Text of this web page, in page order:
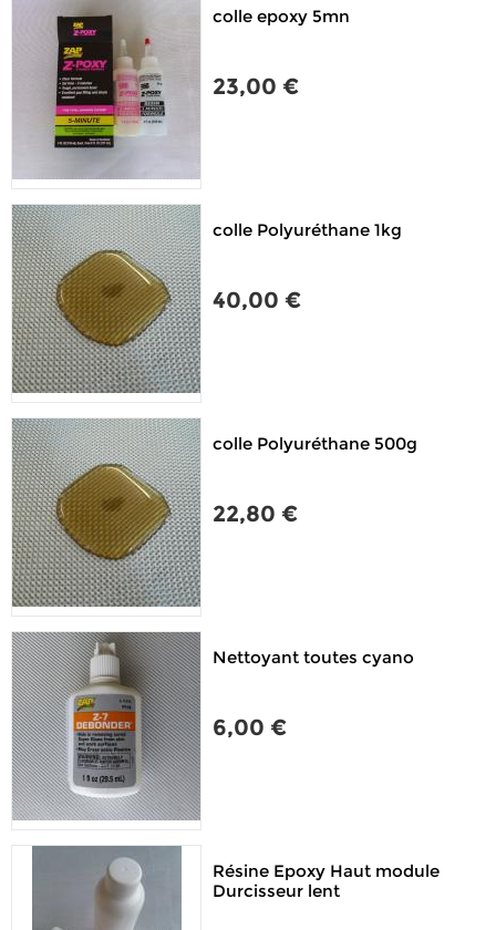
colle epoxy 5mn
23,00 €
colle Polyuréthane 1kg
40,00 €
colle Polyuréthane 500g
22,80 €
Nettoyant toutes cyano
6,00 €
Résine Epoxy Haut module
Durcisseur lent